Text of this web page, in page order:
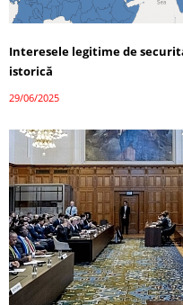
Interesele legitime de
istorică
29/06/2025